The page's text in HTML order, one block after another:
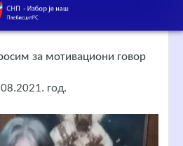
за мотивациони говор
год.